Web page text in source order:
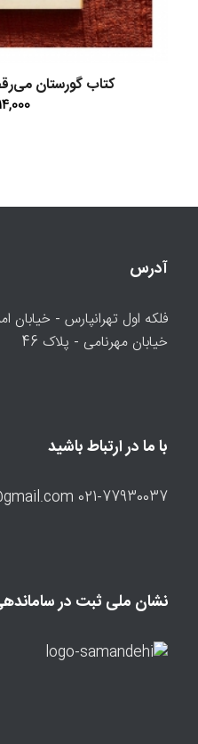
کتاب گورستان
آدرس
فلکه اول تهرانپارس - خیابان
خیابان مهرنامی - پلاک 46
با ما در ارتباط باشید
021-77930037 nask.nashr@gmail.com
نشان ملی ثبت در